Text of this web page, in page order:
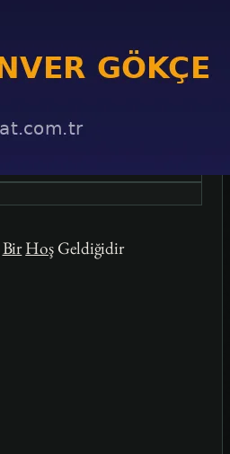
BirHoş Geldiğidir